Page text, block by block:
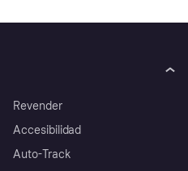
Revender
Accesibilidad
Auto-Track